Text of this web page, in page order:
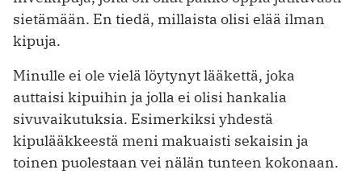
sietämään. En tiedä, millaista olisi elää ilman
kipuja.
Minulle ei ole vielä löytynyt lääkettä, joka
auttaisi kipuihin ja jolla ei olisi hankalia
sivuvaikutuksia. Esimerkiksi yhdestä
kipulääkkeestä meni makuaisti sekaisin ja
toinen puolestaan vei nälän tunteen kokonaan.